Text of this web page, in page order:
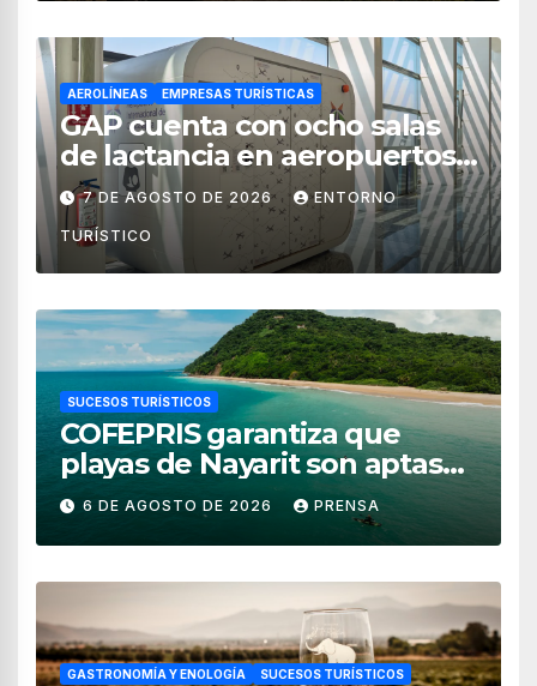
AEROLÍNEAS EMPRESAS TURÍSTICAS
GAP cuenta con ocho salas
de lactancia en aeropuertos
de México
7 DE AGOSTO DE 2026 ENTORNO
TURÍSTICO
SUCESOS TURÍSTICOS
COFEPRIS garantiza que
playas de Nayarit son aptas
para uso recreativo
6 DE AGOSTO DE 2026 PRENSA
GASTRONOMÍA Y ENOLOGÍA SUCESOS TURÍSTICOS